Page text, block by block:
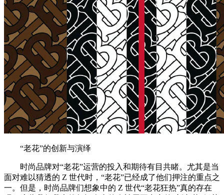
“老花”的创新与演绎
时尚品牌对“老花”运营的投入和期待有目共睹。尤其是当
面对难以猜透的 Z 世代时，“老花”已经成了他们押注的重点之
一。但是，时尚品牌们想象中的 Z 世代“老花狂热”真的存在